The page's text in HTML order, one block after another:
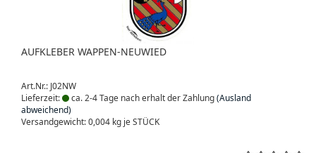
AUFKLEBER WAPPEN-NEUWIED
Art.Nr.: J02NW
Lieferzeit:
ca. 2-4 Tage nach erhalt der Zahlung(Ausland
abweichend)
Versandgewicht:0,004 kg je STÜCK